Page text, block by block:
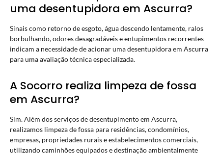
uma desentupidora em Ascurra?
Sinais como retorno de esgoto, água descendo lentamente, ralos
borbulhando, odores desagradáveis e entupimentos recorrentes
indicam a necessidade de acionar uma desentupidora em Ascurra
para uma avaliação técnica especializada.
A Socorro realiza limpeza de fossa
em Ascurra?
Sim. Além dos serviços de desentupimento em Ascurra,
realizamos limpeza de fossa para residências, condomínios,
empresas, propriedades rurais e estabelecimentos comerciais,
utilizando caminhões equipados e destinação ambientalmente